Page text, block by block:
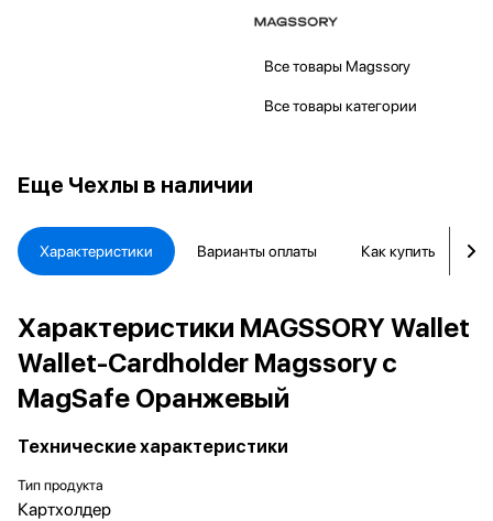
Все товары Magssory
Все товары категории
Еще Чехлы в наличии
Характеристики Варианты оплаты Как купить
Характеристики MAGSSORY Wallet
Wallet-Cardholder Magssory с
MagSafe Оранжевый
Технические характеристики
Тип продукта
Картхолдер